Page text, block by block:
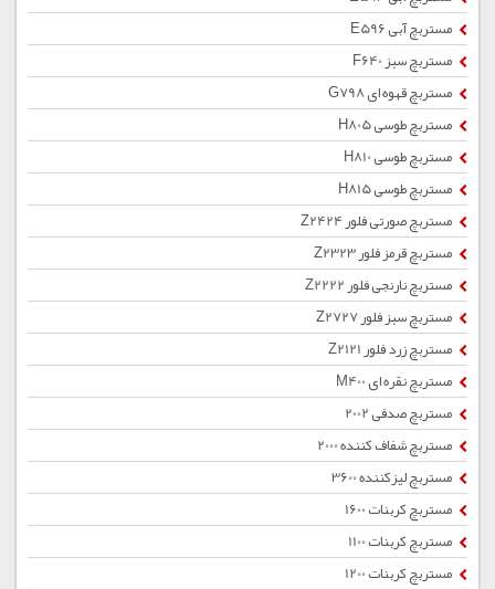
مستربچ آبی E596
مستربچ سبز F640
مستربچ قهوه ای G798
مستربچ طوسی H805
مستربچ طوسی H810
مستربچ طوسی H815
مستربچ صورتی فلور Z2424
مستربچ قرمز فلور Z2323
مستربچ نارنجی فلور Z2222
مستربچ سبز فلور Z2727
مستربچ زرد فلور Z2121
مستربچ نقره ای M400
مستربچ صدفی 2002
مستربچ شفاف کننده 2000
مستربچ لیزکننده 3600
مستربچ کربنات 1600
مستربچ کربنات 1100
مستربچ کربنات 1200